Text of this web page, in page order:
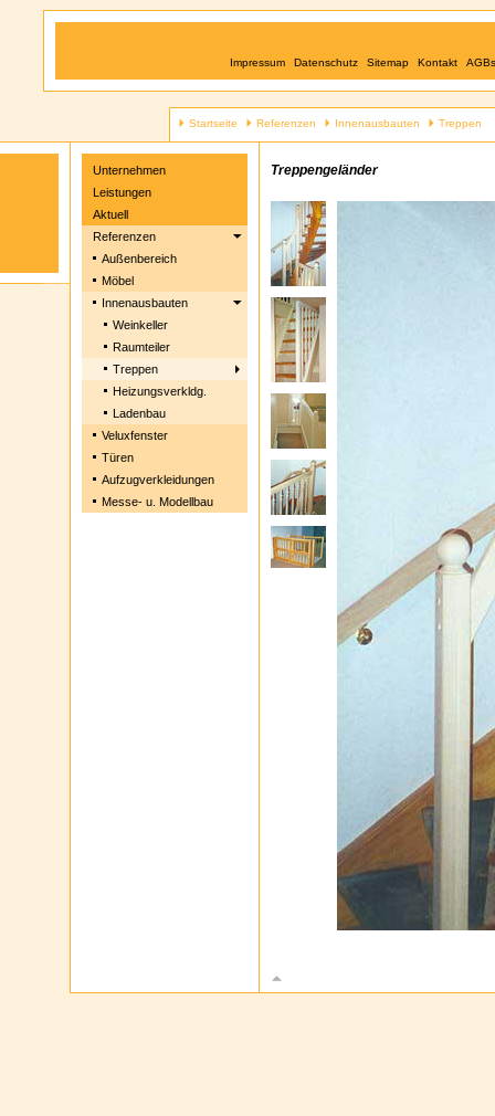
Impressum Datenschutz Sitemap Kontakt AGBs
Startseite Referenzen Innenausbauten Treppen
Unternehmen
Leistungen
Aktuell
Referenzen
Außenbereich
Möbel
Innenausbauten
Weinkeller
Raumteiler
Treppen
Heizungsverkldg.
Ladenbau
Veluxfenster
Türen
Aufzugverkleidungen
Messe- u. Modellbau
Treppengeländer